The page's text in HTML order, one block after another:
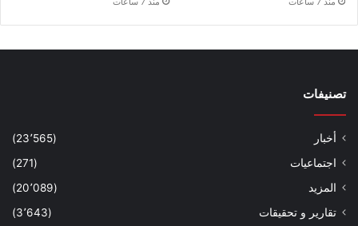
تصنيفات
أخبار
(23٬565)
اجتماعيات
(271)
المزيد
(20٬089)
تقارير و تحقيقات
(3٬643)